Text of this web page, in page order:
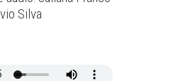
Silva